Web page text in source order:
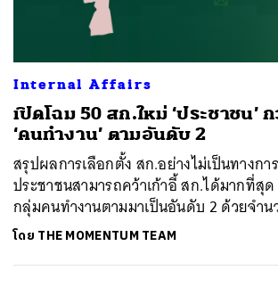
Internal Affairs
เปิดโฉม 50 สก.ใหม่ ‘ประชาชน’
‘คนทำงาน’ ตามอันดับ 2
สรุปผลการเลือกตั้ง สก.อย่างไม่เป็นทางก
ประชาชนสามารถคว้าเก้าอี้ สก.ได้มากที่สุ
กลุ่มคนทำงานตามมาเป็นอันดับ 2 ด้วยจำน
โดย THE MOMENTUM TEAM